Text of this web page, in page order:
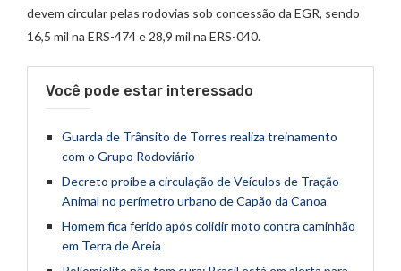
devem circular pelas rodovias sob concessão da EGR, sendo
16,5 mil na ERS-474 e 28,9 mil na ERS-040.
Você pode estar interessado
Guarda de Trânsito de Torres realiza treinamento
com o Grupo Rodoviário
Decreto proíbe a circulação de Veículos de Tração
Animal no perímetro urbano de Capão da Canoa
Homem fica ferido após colidir moto contra caminhão
em Terra de Areia